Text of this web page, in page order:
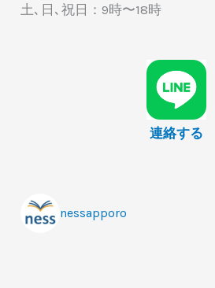
土､日､祝日：9時〜18時
連絡する
nessapporo